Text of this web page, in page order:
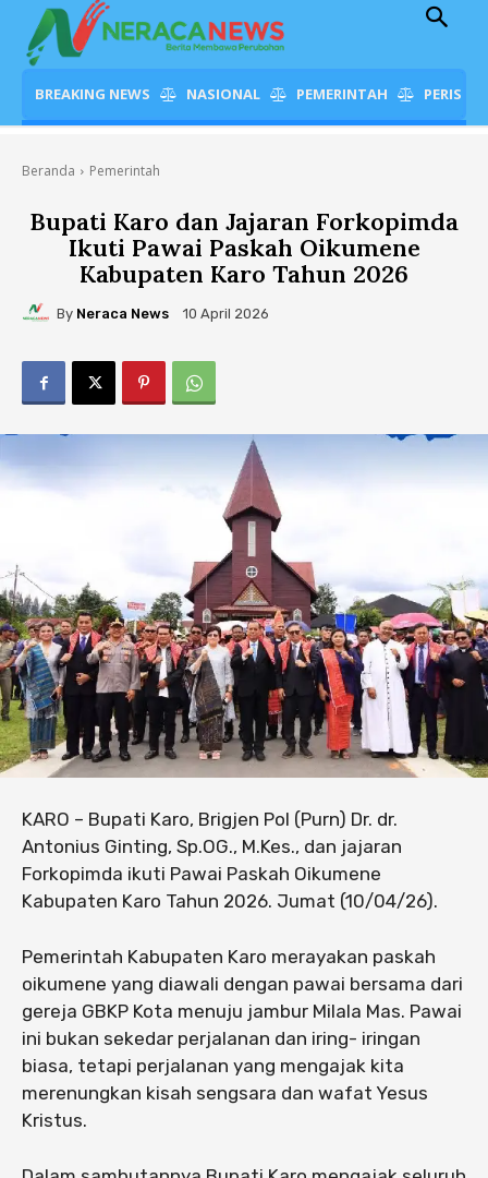
BREAKING NEWS NASIONAL PEMERINTAH
Beranda Pemerintah
Bupati Karo dan Jajaran Forkopimda
Ikuti Pawai Paskah Oikumene
Kabupaten Karo Tahun 2026
By Neraca News 10 April 2026
KARO – Bupati Karo, Brigjen Pol (Purn) Dr. dr.
Antonius Ginting, Sp.OG., M.Kes., dan jajaran
Forkopimda ikuti Pawai Paskah Oikumene
Kabupaten Karo Tahun 2026. Jumat (10/04/26).
Pemerintah Kabupaten Karo merayakan paskah
oikumene yang diawali dengan pawai bersama dari
gereja GBKP Kota menuju jambur Milala Mas. Pawai
ini bukan sekedar perjalanan dan iring- iringan
biasa, tetapi perjalanan yang mengajak kita
merenungkan kisah sengsara dan wafat Yesus
Kristus.